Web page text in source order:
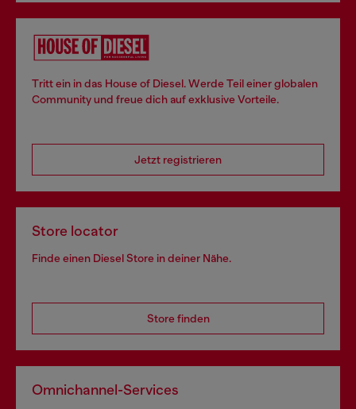
Tritt ein in das House of Diesel. Werde Teil einer globalen
Community und freue dich auf exklusive Vorteile.
Jetzt registrieren
Store locator
Finde einen Diesel Store in deiner Nähe.
Store finden
Omnichannel-Services